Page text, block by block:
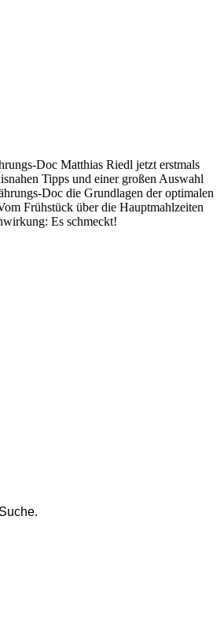
Doc Matthias Riedl jetzt erstmals
Tipps und einer großen Auswahl
Doc die Grundlagen der optimalen
Frühstück über die Hauptmahlzeiten
Es schmeckt!